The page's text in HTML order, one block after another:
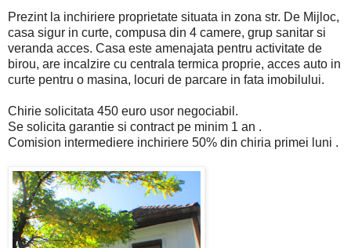
Prezint la inchiriere proprietate situata in zona str. De Mijloc,
casa sigur in curte, compusa din 4 camere, grup sanitar si
veranda acces. Casa este amenajata pentru activitate de
birou, are incalzire cu centrala termica proprie, acces auto in
curte pentru o masina, locuri de parcare in fata imobilului.
Chirie solicitata 450 euro usor negociabil.
Se solicita garantie si contract pe minim 1 an .
Comision intermediere inchiriere 50% din chiria primei luni .